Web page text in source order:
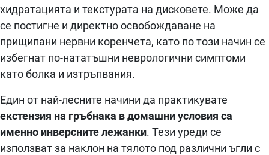
хидратацията и текстурата на дисковете. Може да
се постигне и директно освобождаване на
прищипани нервни коренчета, като по този начин се
избегнат по-нататъшни неврологични симптоми
като болка и изтръпвания.
Един от най-лесните начини да практикувате
екстензия на гръбнака в домашни условия са
именно инверсните лежанки. Тези уреди се
използват за наклон на тялото под различни ъгли с